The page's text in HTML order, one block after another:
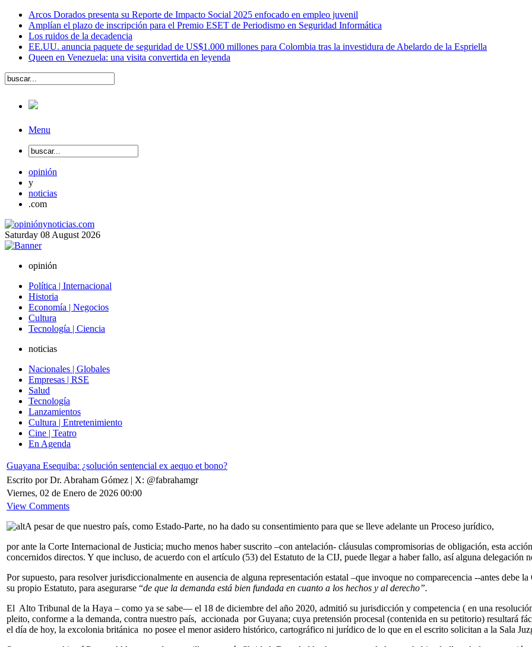
Arcos Dorados presenta su Reporte de Impacto Social 2025 enfocado en empleo juvenil
Amplían el plazo de inscripción para el Premio ESET de Periodismo en Seguridad Informática
Los ruidos de la decadencia
EE.UU. anuncia paquete de seguridad de US$1.000 millones para Colombia tras la investidura de Abelardo de la Espriella
Queen en Venezuela: una visita convertida en leyenda
Menu
opinión
y
noticias
.com
Saturday 08 August 2026
opinión
Política | Internacional
Historia
Economía | Negocios
Cultura
Tecnología | Ciencia
noticias
Nacionales | Globales
Empresas | RSE
Salud
Tecnología
Lanzamientos
Cultura | Entretenimiento
Cine | Teatro
En Agenda
Guayana Esequiba: ¿solución sentencial ex aequo et bono?
Escrito por Dr. Abraham Gómez | X: @fabrahamgr
Viernes, 02 de Enero de 2026 00:00
View Comments
A pesar de que nuestro país, como Estado-Parte, no ha dado su consentimiento para que se lleve adelante un Proceso jurídico,
por ante la Corte Internacional de Justicia; mucho menos haber suscrito –con antelación- cláusulas compromisorias de obligación, esta
concernidos directos. Y que incluso, de acuerdo con el artículo (53) del Estatuto de la CIJ, puede llegar a haber fallo, así alguna delegación
Por supuesto, para resolver jurisdiccionalmente en ausencia de alguna representación estatal –que invoque no comparecencia --antes debe
su propio Estatuto, para asegurarse “de que la demanda está bien fundada en cuanto a los hechos y al derecho”.
El Alto Tribunal de la Haya – como ya se sabe— el 18 de diciembre del año 2020, admitió su jurisdicción y competencia ( en una
pleito, conforme a la demanda, contra nuestro país, accionada por Guyana; cuya pretensión procesal (contenida en su petitorio) resultará
el día de hoy, la excolonia británica no posee el menor asidero histórico, cartográfico ni jurídico de lo que en el escrito solicitan a la Sala